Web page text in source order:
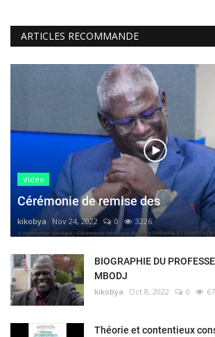
ARTICLES RECOMMANDE
Vidéo
Cérémonie de remise des
kikobya Nov 24, 2022 0 3226
BIOGRAPHIE DU
MBODJ
kikobya Oct 8, 2022 0
Théorie et contentieux